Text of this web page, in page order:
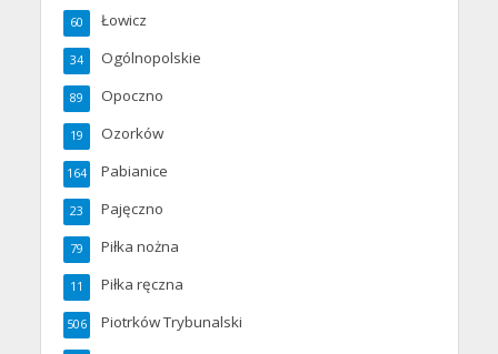
Łowicz
60
Ogólnopolskie
34
Opoczno
89
Ozorków
19
Pabianice
164
Pajęczno
23
Piłka nożna
79
Piłka ręczna
11
Piotrków Trybunalski
506